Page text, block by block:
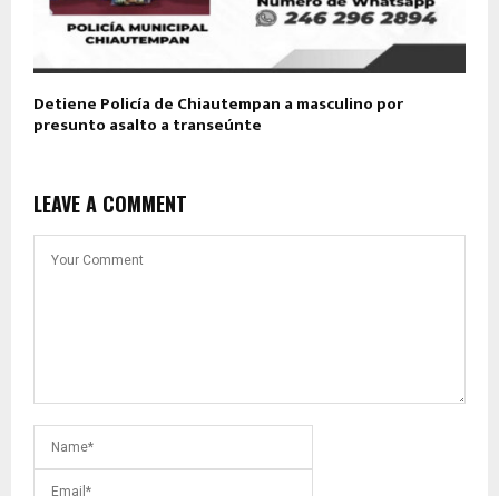
Detiene Policía de Chiautempan a masculino por
presunto asalto a transeúnte
LEAVE A COMMENT